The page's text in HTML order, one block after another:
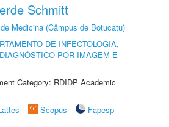
Schmitt
Medicina (Câmpus de Botucatu)
DE INFECTOLOGIA,
POR IMAGEM E
Category: RDIDP Academic
Scopus
Fapesp